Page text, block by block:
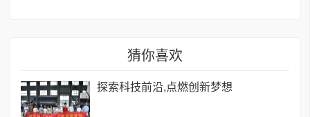
猜你喜欢
探索科技前沿,点燃创新梦想